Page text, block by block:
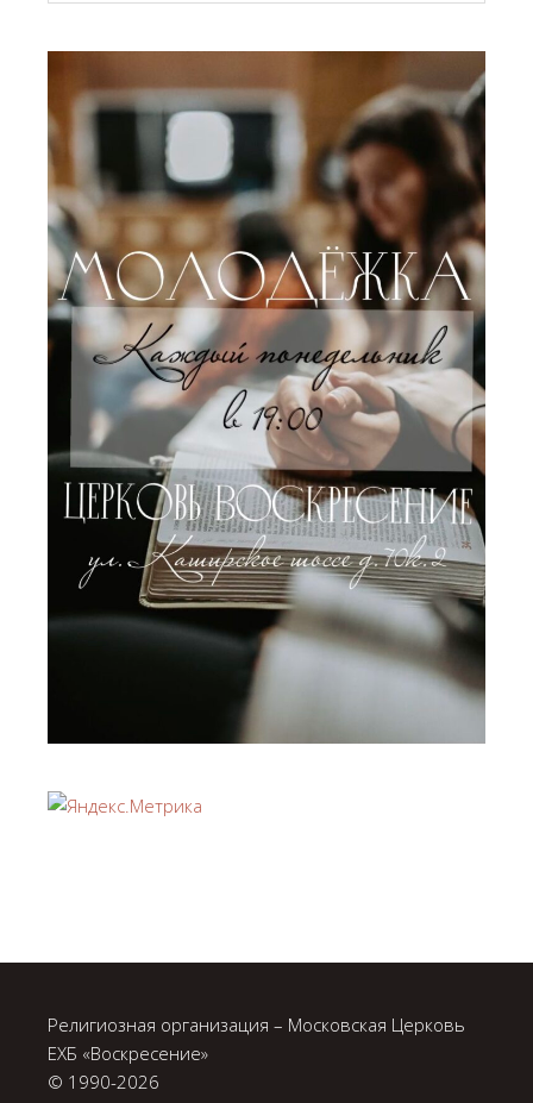
Религиозная организация – Московская Церковь
ЕХБ «Воскресение»
© 1990-2026